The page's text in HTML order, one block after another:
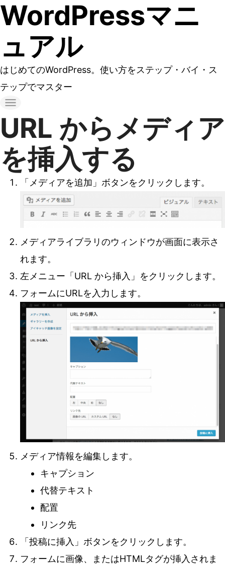
コ
ン
テ
ン
ツ
へ
プ
WordPressマニ
ュアル
はじめてのWordPress。使い方をステップ・バイ・ス
テップでマスター
URL からメディア
を挿入する
「メディアを追加」ボタンをクリックします。
メディアライブラリのウィンドウが画面に表示さ
れます。
左メニュー「URL から挿入」をクリックします。
フォームにURLを入力します。
メディア情報を編集します。
キャプション
代替テキスト
配置
リンク先
「投稿に挿入」ボタンをクリックします。
フォームに画像、またはHTMLタグが挿入されま